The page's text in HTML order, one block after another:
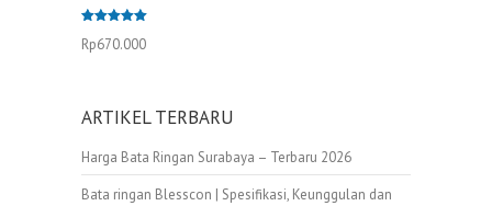
5.00
Rp670.000
ARTIKEL TERBARU
Harga Bata Ringan Surabaya – Terbaru 2026
Bata ringan Blesscon | Spesifikasi, Keunggulan dan